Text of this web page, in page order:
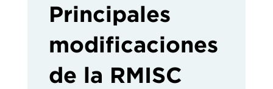
Principales
modificaciones
de la RMISC